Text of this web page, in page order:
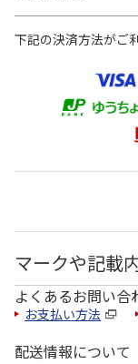
下記の決済方法がご
マークや記載
よくあるお問い合
お支払い方法
配送情報について